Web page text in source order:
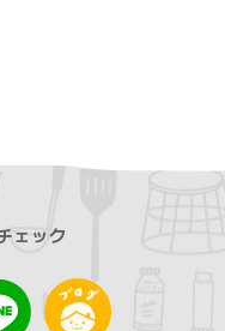
ェック